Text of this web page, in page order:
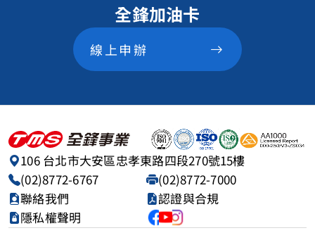
全鋒加油卡
線上申辦
106 台北市大安區忠孝東路四段270號15樓
(02)8772-6767
(02)8772-7000
聯絡我們
認證與合規
隱私權聲明